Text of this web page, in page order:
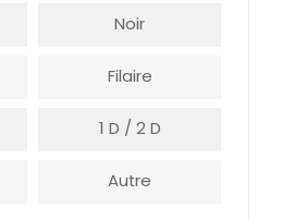
Noir
Filaire
1 D / 2 D
Autre